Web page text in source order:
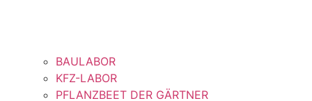
BAULABOR
KFZ-LABOR
PFLANZBEET DER GÄRTNER